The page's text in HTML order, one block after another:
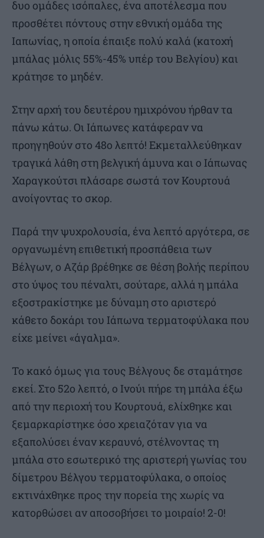
δυο ομάδες ισόπαλες, ένα αποτέλεσμα που
προσθέτει πόντους στην εθνική ομάδα της
Ιαπωνίας, η οποία έπαιξε πολύ καλά (κατοχή
μπάλας μόλις 55%-45% υπέρ του Βελγίου) και
κράτησε το μηδέν.
Στην αρχή του δευτέρου ημιχρόνου ήρθαν τα
πάνω κάτω. Οι Ιάπωνες κατάφεραν να
προηγηθούν στο 48ο λεπτό! Εκμεταλλεύθηκαν
τραγικά λάθη στη βελγική άμυνα και ο Ιάπωνας
Χαραγκούτσι πλάσαρε σωστά τον Κουρτουά
ανοίγοντας το σκορ.
Παρά την ψυχρολουσία, ένα λεπτό αργότερα, σε
οργανωμένη επιθετική προσπάθεια των
Βέλγων, ο Αζάρ βρέθηκε σε θέση βολής περίπου
στο ύψος του πέναλτι, σούταρε, αλλά η μπάλα
εξοστρακίστηκε με δύναμη στο αριστερό
κάθετο δοκάρι του Ιάπωνα τερματοφύλακα που
είχε μείνει «άγαλμα».
Το κακό όμως για τους Βέλγους δε σταμάτησε
εκεί. Στο 52ο λεπτό, ο Ινούι πήρε τη μπάλα έξω
από την περιοχή του Κουρτουά, ελίχθηκε και
ξεμαρκαρίστηκε όσο χρειαζόταν για να
εξαπολύσει έναν κεραυνό, στέλνοντας τη
μπάλα στο εσωτερικό της αριστερή γωνίας του
δίμετρου Βέλγου τερματοφύλακα, ο οποίος
εκτινάχθηκε προς την πορεία της χωρίς να
κατορθώσει αν αποσοβήσει το μοιραίο! 2-0!